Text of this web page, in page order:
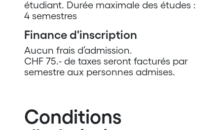
étudiant. Durée maximale des études :
4 semestres
Finance d'inscription
Aucun frais d’admission.
CHF 75.- de taxes seront facturés par
semestre aux personnes admises.
Conditions